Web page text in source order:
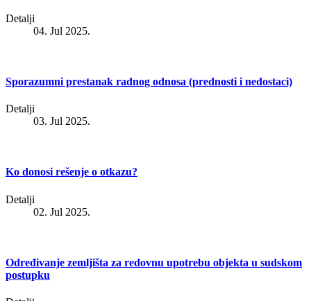
Detalji
04. Jul 2025.
Sporazumni prestanak radnog odnosa (prednosti i nedostaci)
Detalji
03. Jul 2025.
Ko donosi rešenje o otkazu?
Detalji
02. Jul 2025.
Određivanje zemljišta za redovnu upotrebu objekta u sudskom
postupku